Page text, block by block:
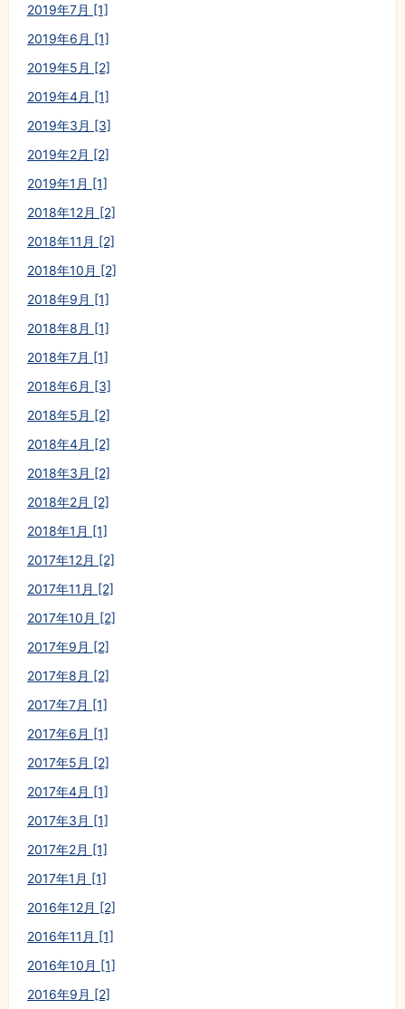
2019年7月 [1]
2019年6月 [1]
2019年5月 [2]
2019年4月 [1]
2019年3月 [3]
2019年2月 [2]
2019年1月 [1]
2018年12月 [2]
2018年11月 [2]
2018年10月 [2]
2018年9月 [1]
2018年8月 [1]
2018年7月 [1]
2018年6月 [3]
2018年5月 [2]
2018年4月 [2]
2018年3月 [2]
2018年2月 [2]
2018年1月 [1]
2017年12月 [2]
2017年11月 [2]
2017年10月 [2]
2017年9月 [2]
2017年8月 [2]
2017年7月 [1]
2017年6月 [1]
2017年5月 [2]
2017年4月 [1]
2017年3月 [1]
2017年2月 [1]
2017年1月 [1]
2016年12月 [2]
2016年11月 [1]
2016年10月 [1]
2016年9月 [2]